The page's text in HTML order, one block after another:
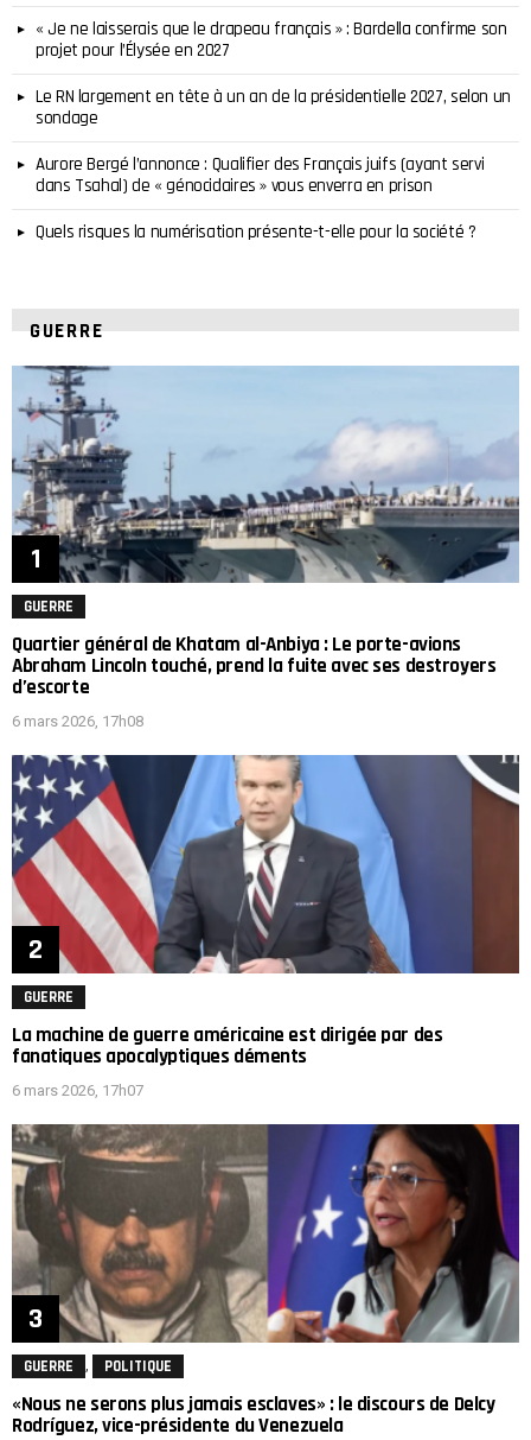
« Je ne laisserais que le drapeau français » : Bardella confirme son
projet pour l’Élysée en 2027
Le RN largement en tête à un an de la présidentielle 2027, selon un
sondage
Aurore Bergé l’annonce : Qualifier des Français juifs (ayant servi
dans Tsahal) de « génocidaires » vous enverra en prison
Quels risques la numérisation présente-t-elle pour la société ?
GUERRE
GUERRE
Quartier général de Khatam al-Anbiya : Le porte-avions
Abraham Lincoln touché, prend la fuite avec ses destroyers
d’escorte
6 mars 2026, 17h08
GUERRE
La machine de guerre américaine est dirigée par des
fanatiques apocalyptiques déments
6 mars 2026, 17h07
GUERRE , POLITIQUE
«Nous ne serons plus jamais esclaves» : le discours de Delcy
Rodríguez, vice-présidente du Venezuela